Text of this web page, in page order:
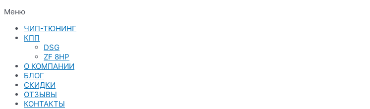
Меню
ЧИП-ТЮНИНГ
КПП
DSG
ZF 8HP
О КОМПАНИИ
БЛОГ
СКИДКИ
ОТЗЫВЫ
КОНТАКТЫ